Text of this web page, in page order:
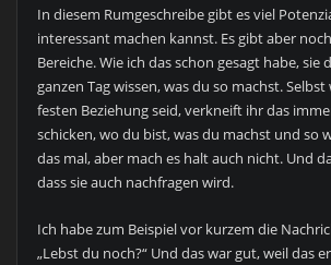
In diesem Rumgeschreibe gibt es viel
interessant machen kannst. Es gibt aber
Bereiche. Wie ich das schon gesagt habe, sie
ganzen Tag wissen, was du so machst.
festen Beziehung seid, verkneift ihr das
schicken, wo du bist, was du machst und so
das mal, aber mach es halt auch nicht. Und
dass sie auch nachfragen wird.
Ich habe zum Beispiel vor kurzem die
„Lebst du noch?“ Und das war gut, weil das